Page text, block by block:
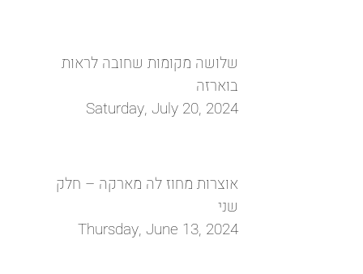
שלושה מקומות שחובה לראות
בוארזה
Saturday, July 20, 2024
אוצרות מחוז לה מארקה – חלק
שני
Thursday, June 13, 2024